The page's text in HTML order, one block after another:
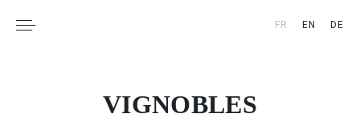
FR EN
DE
VIGNOBLES